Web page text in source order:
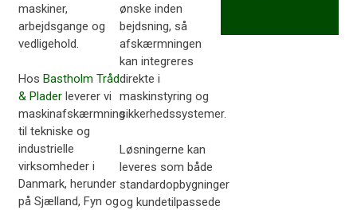
maskiner,
arbejdsgange og
vedligehold.
Hos Bastholm Tråd
& Plader leverer vi
maskinafskærmning
til tekniske og
industrielle
virksomheder i
Danmark, herunder
på Sjælland, Fyn og
ønske inden
bejdsning, så
afskærmningen
kan integreres
direkte i
maskinstyring og
sikkerhedssystemer.
Løsningerne kan
leveres som både
standardopbygninger
og kundetilpassede